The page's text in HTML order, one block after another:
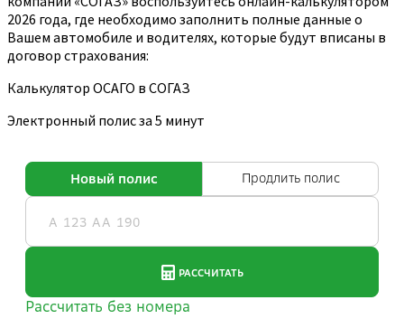
2026 года, где необходимо заполнить полные данные о
Вашем автомобиле и водителях, которые будут вписаны в
договор страхования:
Калькулятор ОСАГО в СОГАЗ
Электронный полис за 5 минут